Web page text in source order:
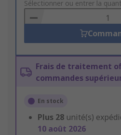
to
Basket
Sélectionner ou entrer la
Frais de traitement
commandes
En stock
Plus 28 unité(s)
10 août 2026